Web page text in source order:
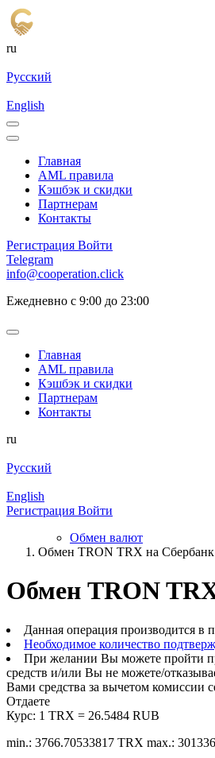
ru
Русский
English
Главная
AML правила
Кэшбэк и cкидки
Партнерам
Контакты
Регистрация Войти
Telegram
info@cooperation.click
Ежедневно с 9:00 до 23:00
Главная
AML правила
Кэшбэк и cкидки
Партнерам
Контакты
ru
Русский
English
Регистрация Войти
Обмен валют
Обмен TRON TRX на
Обмен TRON
Данная операция производится в
Необходимое количество
При желании Вы можете пройти
средств и/или Вы не можете/
Вами средства за вычетом комиссии
Отдаете
Курс: 1 TRX = 26.5484 RUB
min.: 3766.70533817 TRX max.: